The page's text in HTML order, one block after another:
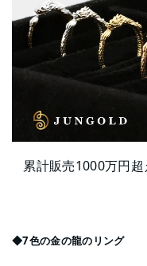
累計販売1000万円
◆7色の金の龍のリング